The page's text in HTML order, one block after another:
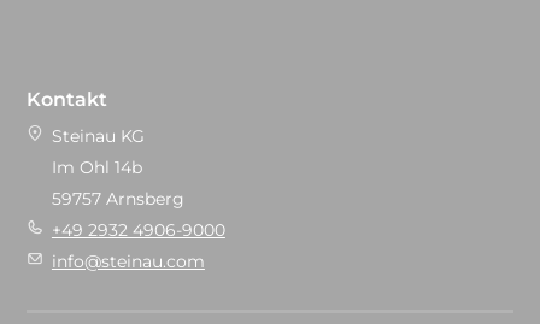
Kontakt
Steinau KG
Im Ohl 14b
59757 Arnsberg
+49 2932 4906-9000
info@steinau.com